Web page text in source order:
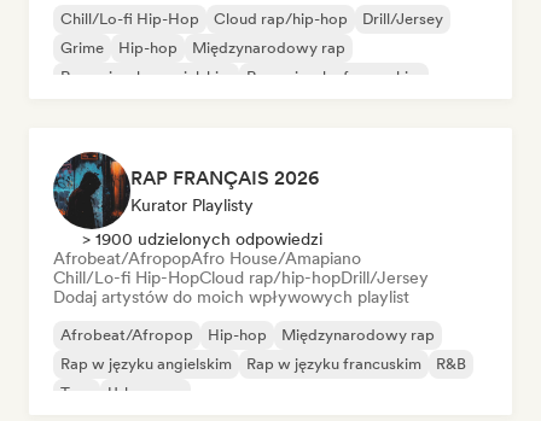
Chill/Lo-fi Hip-Hop Cloud rap/hip-hop
Drill/Jersey
Grime
Hip-hop
Międzynarodowy rap
Rap w języku angielskim
Rap w języku francuskim
RAP FRANÇAIS 2026
Kurator Playlisty
> 1900 udzielonych odpowiedzi
Afrobeat/AfropopAfro House/Amapiano
Chill/Lo-fi Hip-HopCloud rap/hip-hopDrill/Jersey
Dodaj artystów do moich wpływowych playlist
Afrobeat/Afropop Hip-hop
Międzynarodowy rap
Rap w języku angielskim
Rap w języku francuskim
R&B
Trap
Urban pop